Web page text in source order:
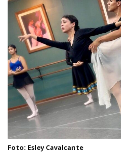
Foto: Esley Cavalcante